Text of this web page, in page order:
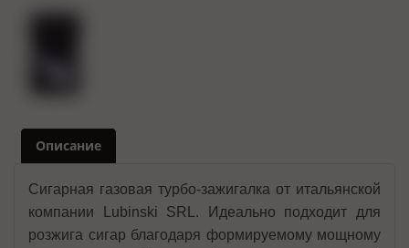
Описание
Сигарная газовая турбо-зажигалка от итальянской
компании Lubinski SRL. Идеально подходит для
розжига сигар благодаря формируемому мощному